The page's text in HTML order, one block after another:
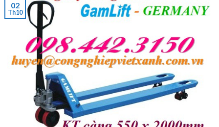
02
Th10